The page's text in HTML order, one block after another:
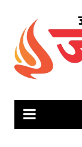
content